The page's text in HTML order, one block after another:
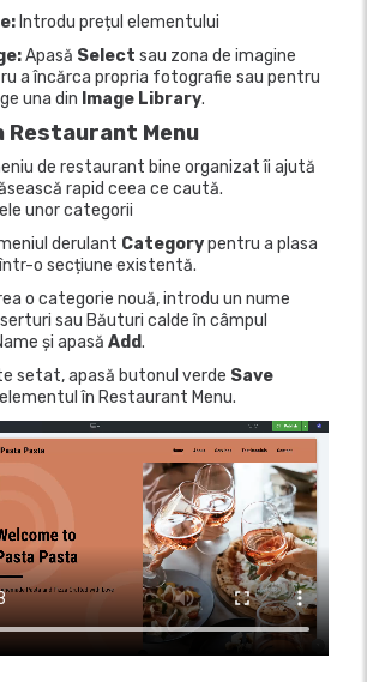
Introdu prețul elementului
Apasă Select sau zona de imagine
a încărca propria fotografie sau pentru
una din Image Library.
Restaurant Menu
de restaurant bine organizat îi ajută
rapid ceea ce caută.
unor categorii
derulant Categorypentru a plasa
o secțiune existentă.
o categorie nouă, introdu un nume
sau Băuturi calde în câmpul
și apasă Add.
setat, apasă butonul verde Save
în Restaurant Menu.